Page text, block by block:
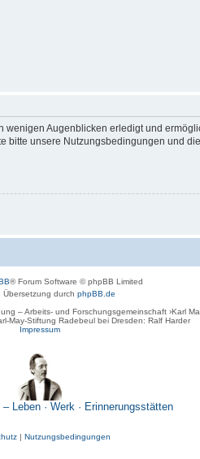
Augenblicken erledigt und
unsere Nutzungsbedingungen und
® Forum Software © phpBB Limited
Übersetzung durch phpBB.de
– Arbeits- und Forschungsgemeinschaft ›Karl
May-Stiftung Radebeul bei Dresden: Ralf Harder
Impressum
Leben · Werk · Erinnerungsstätten
| Nutzungsbedingungen